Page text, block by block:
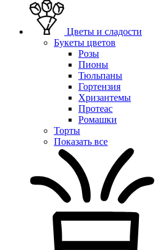
Цветы и сладости
Букеты цветов
Розы
Пионы
Тюльпаны
Гортензия
Хризантемы
Протеас
Ромашки
Торты
Показать все